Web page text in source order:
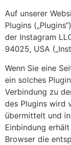
Auf unserer
Plugins
der Instagram
94025, USA
Wenn Sie eine
ein solches
Verbindung zu
des Plugins wird
übermittelt und
Einbindung
Browser die